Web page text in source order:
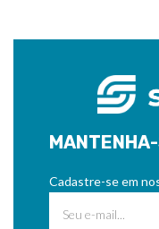
Cadastre-se em